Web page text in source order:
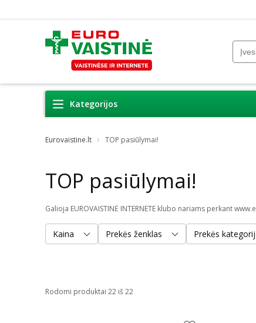
Kategorijos
Eurovaistine.lt TOP pasiūlymai!
TOP pasiūlymai!
Galioja EUROVAISTINĖ INTERNETE klubo nariams perkant
Kaina Prekės ženklas Prekės
Rodomi produktai 22 iš 22